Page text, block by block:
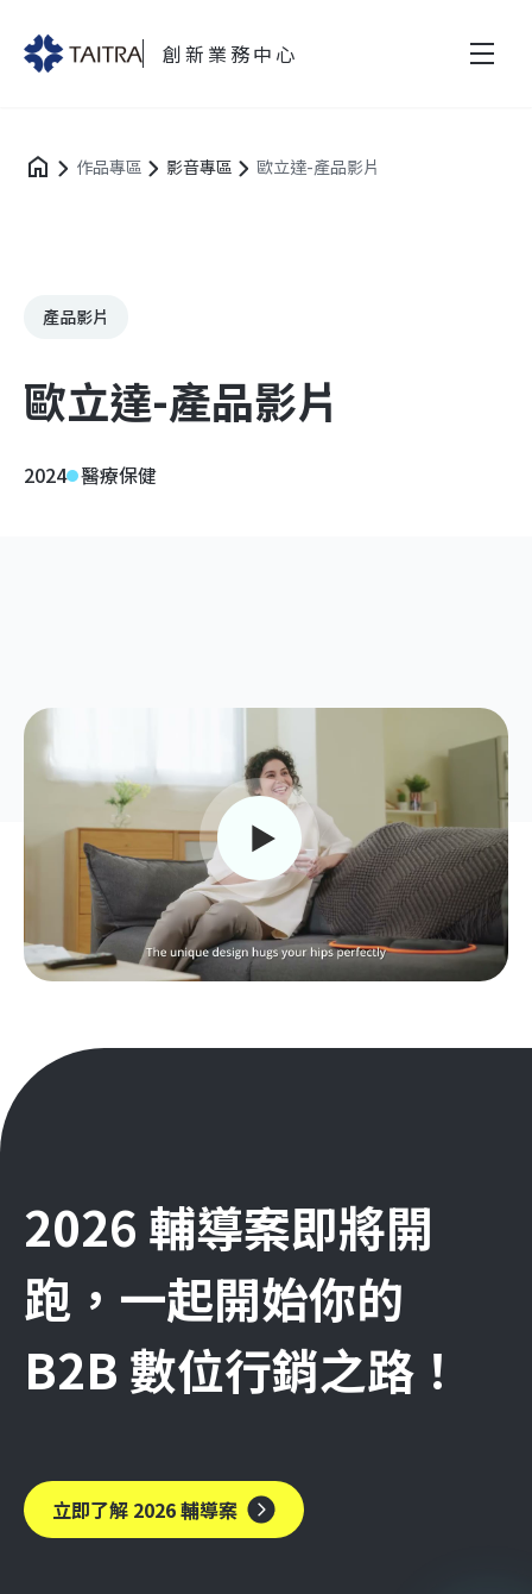
創新業務中心
作品專區 影音專區 歐立達-產品影片
產品影片
歐立達-產品影片
2024 醫療保健
2026 輔導案即將開
跑，一起開始你的
B2B 數位行銷之路！
立即了解 2026 輔導案